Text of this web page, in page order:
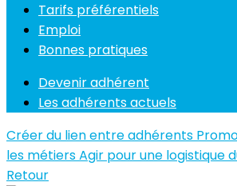
Tarifs préférentiels
Emploi
Bonnes pratiques
Devenir adhérent
Les adhérents actuels
Créer du lien entre adhérents
les métiersAgir pour une logistique
Retour